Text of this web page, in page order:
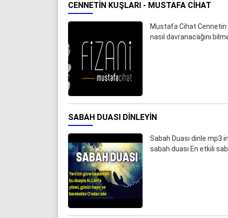
CENNETIN KUŞLARI - MUSTAFA CIHAT
Mustafa Cihat Cennetin
nasıl davranacağını
SABAH DUASI DINLEYIN
Sabah Duası dinle mp3
sabah duası En etkili